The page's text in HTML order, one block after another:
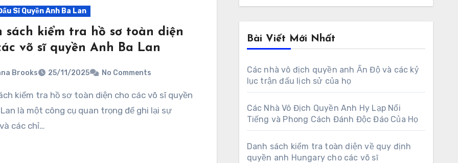
Sĩ Quyền Anh Ba Lan
sách kiểm tra hồ sơ toàn diện
võ sĩ quyền Anh Ba Lan
Brooks 25/11/2025 No Comments
là một công cụ quan trọng để ghi lại sự
các chỉ…
Bài Viết Mới Nhất
Các nhà vô địch quyền anh Ấn Độ và các kỷ
lục trận đấu lịch sử của họ
Các Nhà Vô Địch Quyền Anh Hy Lạp Nổi
Tiếng và Phong Cách Đánh Độc Đáo Của Họ
Danh sách kiểm tra toàn diện về quy định
quyền anh Hungary cho các võ sĩ